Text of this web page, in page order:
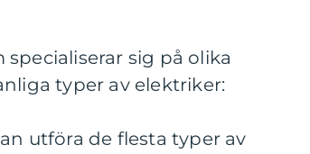
sig på olika
typer av elektriker:
utföra de flesta typer av